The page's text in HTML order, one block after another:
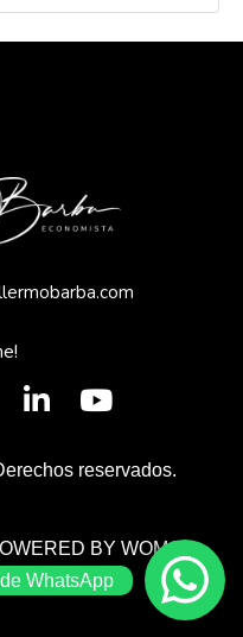
reservados.
BY WOMGP
WhatsApp